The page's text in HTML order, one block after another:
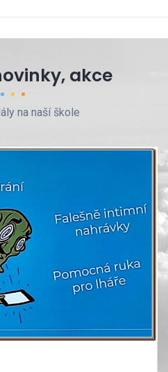
akce
na naší škole